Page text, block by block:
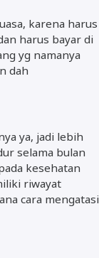
karena harus
harus bayar di
yg namanya
dah
ya, jadi lebih
selama bulan
kesehatan
riwayat
cara mengatasi